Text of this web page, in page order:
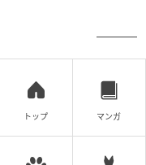
トップ マンガ